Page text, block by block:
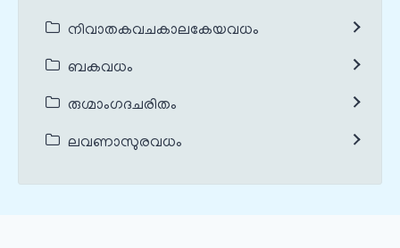
നിവാതകവചകാലകേയവധം
ബകവധം
രുഗ്മാംഗദചരിതം
ലവണാസുരവധം